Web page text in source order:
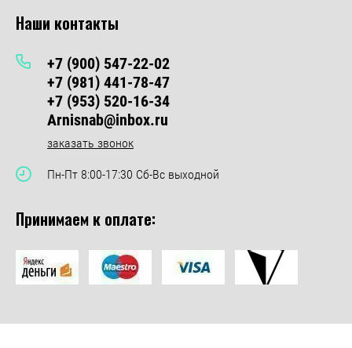
Наши контакты
+7 (900) 547-22-02
+7 (981) 441-78-47
+7 (953) 520-16-34
Arnisnab@inbox.ru
заказать звонок
Пн-Пт 8:00-17:30 Сб-Вс выходной
Принимаем к оплате: